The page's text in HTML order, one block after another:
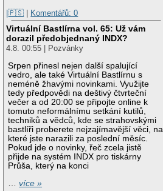
|🇵🇸 | Komentářů: 0
Virtuální Bastlírna vol. 65: Už vám
dorazil předobjednaný INDX?
4.8. 00:55 | Pozvánky
Srpen přinesl nejen další spalující
vedro, ale také Virtuální Bastlírnu s
neméně žhavými novinkami. Využijte
tedy předpovědi na deštivý čtvrteční
večer a od 20:00 se připojte online k
tomuto neformálnímu setkání kutilů,
techniků a vědců, kde se strahovskými
bastlíři proberete nejzajímavější věci, na
které jste narazili za poslední měsíc.
Pokud jde o novinky, řeč zcela jistě
přijde na systém INDX pro tiskárny
Průša, který na konci
…více »